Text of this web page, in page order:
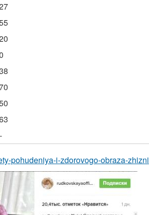
pohudeniya-i-zdorovogo-obraza-zhizni